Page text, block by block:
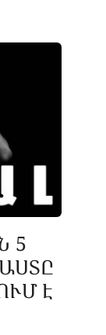
5
Է